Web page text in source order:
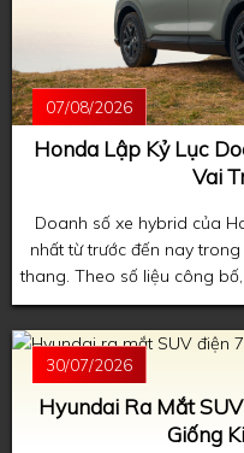
07/08/2026
Honda Lập Kỷ Lục
Vai
Doanh số xe hybrid của
nhất từ trước đến nay
thang. Theo số liệu công
trong tháng 7, phản ánh
ưu tiên các mẫu xe tiết
30/07/2026
Hyundai Ra Mắt
Giống